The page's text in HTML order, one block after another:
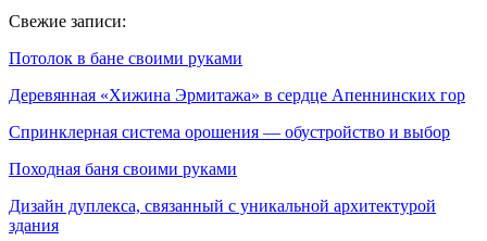
Свежие записи:
Потолок в бане своими руками
Деревянная «Хижина Эрмитажа» в сердце Апеннинских гор
Спринклерная система орошения — обустройство и выбор
Походная баня своими руками
Дизайн дуплекса, связанный с уникальной архитектурой
здания